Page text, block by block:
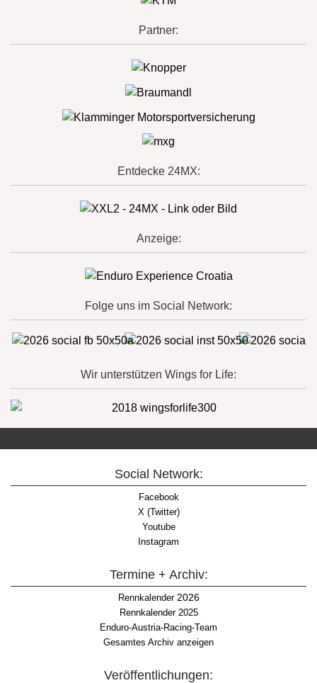
Partner:
Entdecke 24MX:
Anzeige:
Folge uns im Social Network:
Wir unterstützen Wings for Life:
Social Network:
Facebook
X (Twitter)
Youtube
Instagram
Termine + Archiv:
Rennkalender2026
Rennkalender 2025
Enduro-Austria-Racing-Team
Gesamtes Archiv anzeigen
Veröffentlichungen: